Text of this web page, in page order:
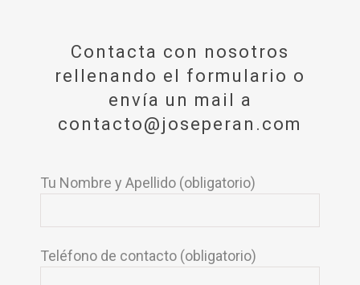
Contacta con nosotros
rellenando el formulario o
envía un mail a
contacto@joseperan.com
Tu Nombre y Apellido (obligatorio)
Teléfono de contacto (obligatorio)